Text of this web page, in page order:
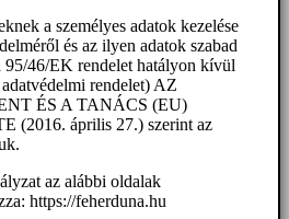
a személyes adatok kezelése
és az ilyen adatok szabad
95/46/EK rendelet hatályon kívül
rendelet) AZ
ÉS A TANÁCS (EU)
(2016. április 27.) szerint az
az alábbi oldalak
https://feherduna.hu